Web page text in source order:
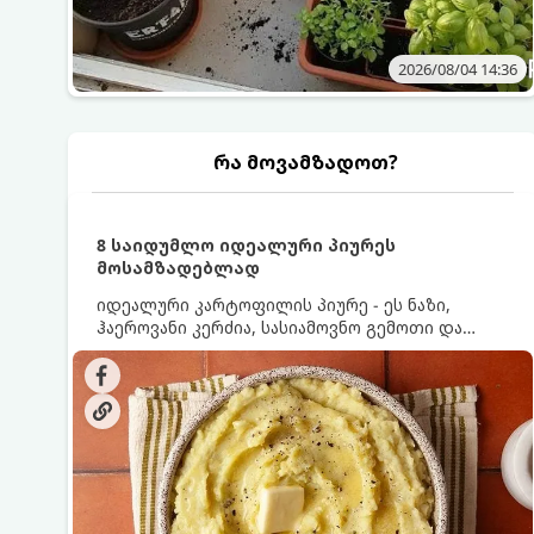
2026/08/04 14:36
რა მოვამზადოთ?
8 საიდუმლო იდეალური პიურეს
მოსამზადებლად
იდეალური კარტოფილის პიურე - ეს ნაზი,
ჰაეროვანი კერძია, სასიამოვნო გემოთი და
ნაღების-მოყვითალო ფერით. მისი მომზადება
ძალიან მარტივია, მაგრამ არსებობს რამდენიმე
საიდუმლო, რომლებიც უნდა იცოდეთ, რომ
პიურე იდეალურად გემრიელი გამოვიდეს.